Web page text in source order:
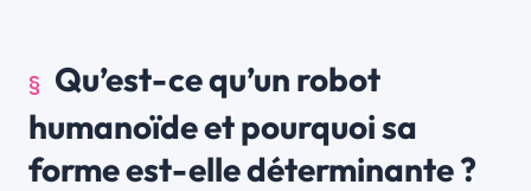
Qu’est-ce qu’un robot
humanoïde et pourquoi sa
forme est-elle déterminante ?